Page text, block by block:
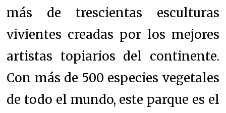
más de trescientas esculturas
vivientes creadas por los mejores
artistas topiarios del continente.
Con más de 500 especies vegetales
de todo el mundo, este parque es el